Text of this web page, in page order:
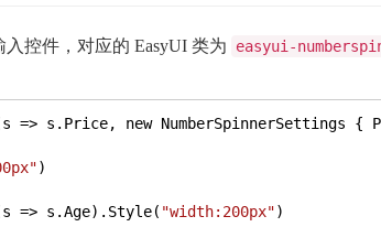
控件，对应的 EasyUI 类为 easyui-
=> s.Price, new NumberSpinnerSettings {
)
=> s.Age).Style( "width:200px")